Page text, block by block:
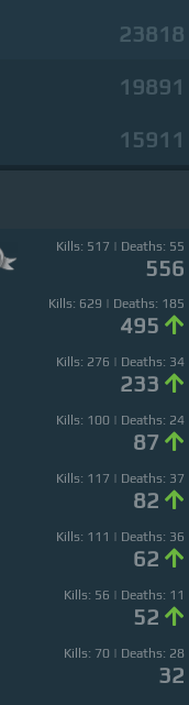
23818
19891
15911
Kills: 517 | Deaths: 55
556
Kills: 629 | Deaths: 185
495
Kills: 276 | Deaths: 34
233
Kills: 100 | Deaths: 24
87
Kills: 117 | Deaths: 37
82
Kills: 111 | Deaths: 36
62
Kills: 56 | Deaths: 11
52
Kills: 70 | Deaths: 28
32